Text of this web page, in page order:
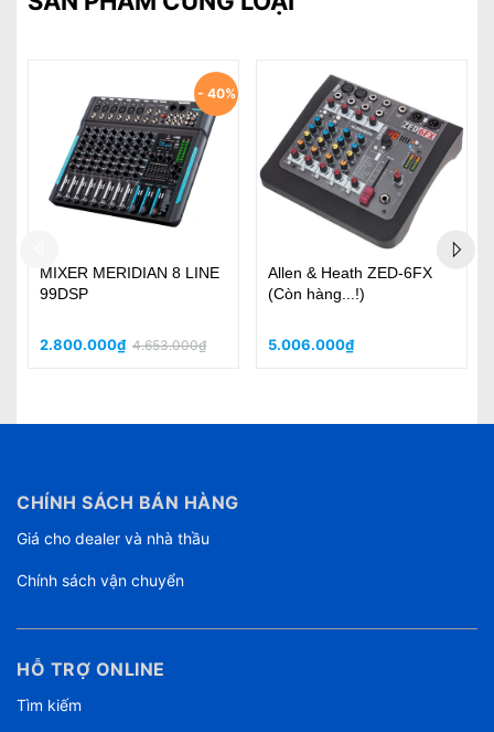
- 40%
MIXER MERIDIAN 8 LINE
99DSP
2.800.000₫4.653.000₫
Allen & Heath ZED-6FX
(Còn hàng...!)
5.006.000₫
CHÍNH SÁCH BÁN HÀNG
Giá cho dealer và nhà thầu
Chính sách vận chuyển
HỖ TRỢ ONLINE
Tìm kiếm